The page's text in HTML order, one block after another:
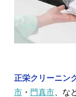
正栄クリーニン
市 ・ 門真市 、な